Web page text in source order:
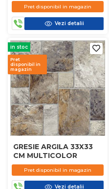
Pret disponibil in magazin
Vezi detalii
in stoc
Pret
disponibil in
magazin
GRESIE ARGILA 33X33
CM MULTICOLOR
Pret disponibil in magazin
Vezi detalii